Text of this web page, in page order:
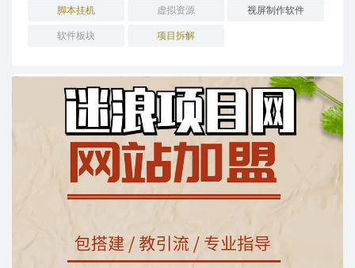
脚本挂机 虚拟资源 视屏制作软件
软件板块 项目拆解